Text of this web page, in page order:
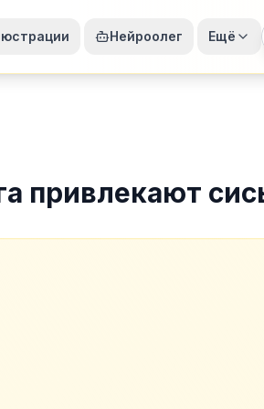
Нейроолег Ещё
привлекают